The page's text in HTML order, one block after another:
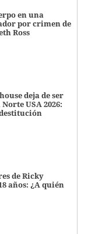
en una
por crimen de
Ross
deja de ser
USA 2026:
destitución
de Ricky
años: ¿A quién